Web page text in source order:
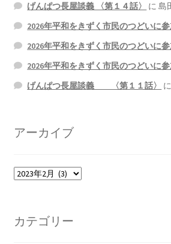
げんぱつ長屋談義 〈第１４話〉 に島
2026年平和をきずく市民のつどいに
2026年平和をきずく市民のつどいに
2026年平和をきずく市民のつどいに
げんぱつ長屋談義 〈第１１話〉
アーカイブ
ア
ブ
カテゴリー